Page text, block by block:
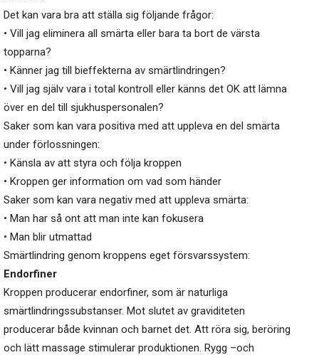
Det kan vara bra att ställa sig följande frågor:
• Vill jag eliminera all smärta eller bara ta bort de värsta
topparna?
• Känner jag till bieffekterna av smärtlindringen?
• Vill jag själv vara i total kontroll eller känns det OK att lämna
över en del till sjukhuspersonalen?
Saker som kan vara positiva med att uppleva en del smärta
under förlossningen:
• Känsla av att styra och följa kroppen
• Kroppen ger information om vad som händer
Saker som kan vara negativ med att uppleva smärta:
• Man har så ont att man inte kan fokusera
• Man blir utmattad
Smärtlindring genom kroppens eget försvarssystem:
Endorfiner
Kroppen producerar endorfiner, som är naturliga
smärtlindringssubstanser. Mot slutet av graviditeten
producerar både kvinnan och barnet det. Att röra sig, beröring
och lätt massage stimulerar produktionen. Rygg –och